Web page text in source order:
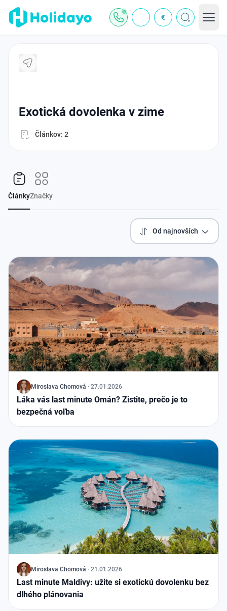
€
exotická dovolenka v zime
Článkov: 2
ČlánkyZnačky
Od najnovších
J Miroslava Chomová · 27.01.2026
Láka vás last minute Omán? Zistite, prečo je to
bezpečná voľba
J Miroslava Chomová · 21.01.2026
Last minute Maldivy: užite si exotickú dovolenku bez
dlhého plánovania